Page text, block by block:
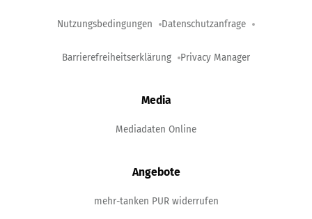
Nutzungsbedingungen Datenschutzanfrage
Barrierefreiheitserklärung Privacy Manager
Media
Mediadaten Online
Angebote
mehr-tanken PUR widerrufen